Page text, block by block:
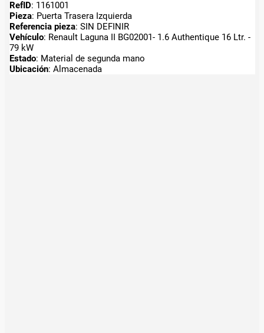
RefID: 1161001
Pieza: Puerta Trasera Izquierda
Referencia pieza: SIN DEFINIR
Vehículo: Renault Laguna II BG02001- 1.6 Authentique 16 Ltr. -
79 kW
Estado: Material de segunda mano
Ubicación: Almacenada